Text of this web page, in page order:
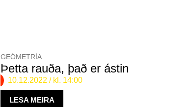
GEÓMETRÍA
Þetta rauða, það er ástin
10.12.2022 / kl. 14:00
LESA MEIRA